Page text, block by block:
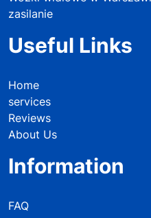
zasilanie
Useful Links
Home
services
Reviews
About Us
Information
FAQ